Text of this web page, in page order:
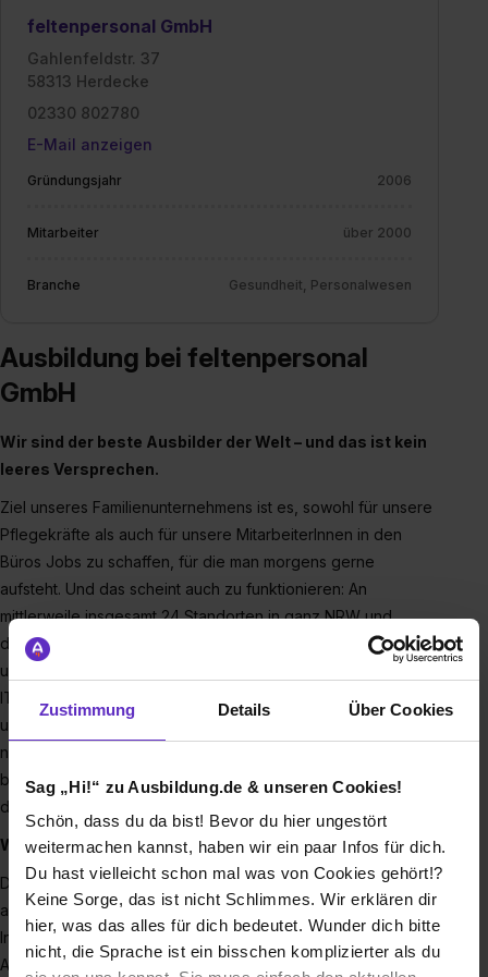
Zustimmung Details Über Cookies
Sag „Hi!“ zu Ausbildung.de & unseren Cookies!
Schön, dass du da bist! Bevor du hier ungestört
weitermachen kannst, haben wir ein paar Infos für dich.
Du hast vielleicht schon mal was von Cookies gehört!?
Keine Sorge, das ist nicht Schlimmes. Wir erklären dir
hier, was das alles für dich bedeutet. Wunder dich bitte
nicht, die Sprache ist ein bisschen komplizierter als du
feltenpersonal GmbH
Gahlenfeldstr. 37
58313 Herdecke
02330 802780
E-Mail anzeigen
Gründungsjahr 2006
Mitarbeiter über 2000
Branche Gesundheit, Personalwesen
Ausbildung bei feltenpersonal
GmbH
Wir sind der beste Ausbilder der Welt – und das ist kein
leeres Versprechen.
Ziel unseres Familienunternehmens ist es, sowohl für unsere
Pflegekräfte als auch für unsere MitarbeiterInnen in den
Büros Jobs zu schaffen, für die man morgens gerne
aufsteht. Und das scheint auch zu funktionieren: An
mittlerweile insgesamt 24 Standorten in ganz NRW und
drumherum haben wir unsere Niederlassungen, in denen
unsere rund 200 Büro-Feltis, von der Buchhaltung über die
IT bis hin zum Marketing, täglich ihr Bestes geben. Auch
unsere rund 1.500 MitarbeiterInnen in der Pflege kommen
nicht von ungefähr – und wir werden stetig mehr. Mittlerweile
bilden wir schon in 6 verschiedenen Berufen aus. Aber um
der beste Ausbilder der Welt zu bleiben, brauchen wir
Was erwartet dich?
Du hast als Azubi bei uns einen festen Modulplan – das heißt
aber nicht, dass du kein Mitspracherecht hast. Deine
Interessen und Talente wollen wir fördern. Du machst eine
Ausbildung zum Personaldienstleistungskaufmann, hast aber